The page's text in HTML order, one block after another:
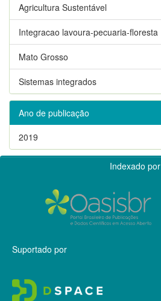
Agricultura Sustentável
Integracao lavoura-pecuaria-floresta
Mato Grosso
Sistemas integrados
Ano de publicação
2019
Indexado por
Suportado por